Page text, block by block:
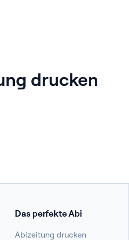
drucken
Das perfekte Abi
Abizeitung drucken